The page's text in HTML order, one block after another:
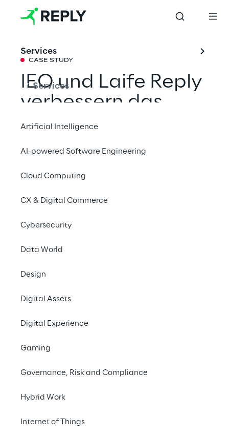
Services
Services
Artificial Intelligence
AI-powered Software Engineering
Cloud Computing
CX & Digital Commerce
Cybersecurity
Data World
Design
Digital Assets
Digital Experience
Gaming
Governance, Risk and Compliance
Hybrid Work
Internet of Things
CASE STUDY
IEO und Laife Reply
verbessern das
Mammografie-
Screening mit KI-
Laife Reply arbeitet mit dem Europäischen
Mammographie-Screening durch KI-
schnellere, genauere und
patientenorientierte Diagnosen ermöglichen.
Kontaktieren Sie uns
#DeepLearning
#DigitalHealth